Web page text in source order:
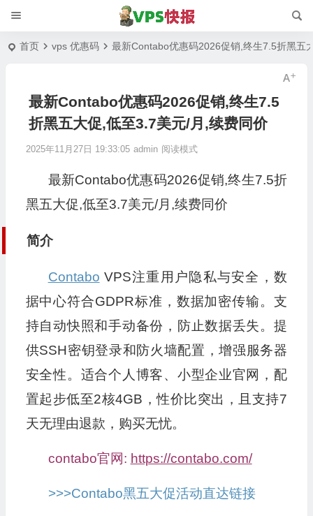
首页 vps 优惠码 最新Contabo优惠码2026促销,终生7.5折黑五
最新Contabo优惠码2026促销,终生7.5
折黑五大促,低至3.7美元/月,续费同价
2025年11月27日 19:33:05 admin 阅读模式
最新Contabo优惠码2026促销,终生7.5折
黑五大促,低至3.7美元/月,续费同价
简介
Contabo VPS注重用户隐私与安全，数
据中心符合GDPR标准，数据加密传输。支
持自动快照和手动备份，防止数据丢失。提
供SSH密钥登录和防火墙配置，增强服务器
安全性。适合个人博客、小型企业官网，配
置起步低至2核4GB，性价比突出，且支持7
天无理由退款，购买无忧。
contabo官网: https://contabo.com/
>>>Contabo黑五大促活动直达链接